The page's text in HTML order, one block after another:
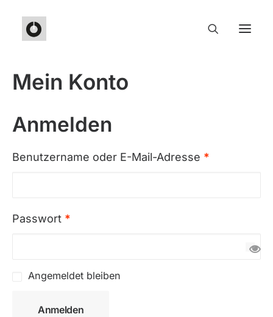
Mein Konto
Anmelden
Benutzername oder E-Mail-Adresse *
Passwort *
Angemeldet bleiben
Anmelden